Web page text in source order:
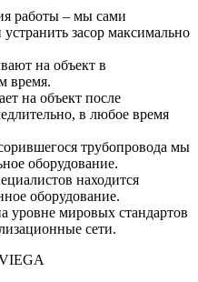
работы – мы сами
засор максимально
на объект в
время.
на объект после
в любое время
трубопровода мы
оборудование.
находится
оборудование.
уровне мировых стандартов
сети.